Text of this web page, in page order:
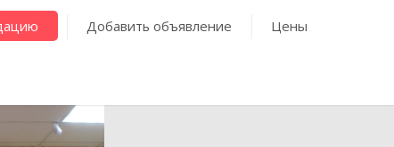
Добавить объявление Цены